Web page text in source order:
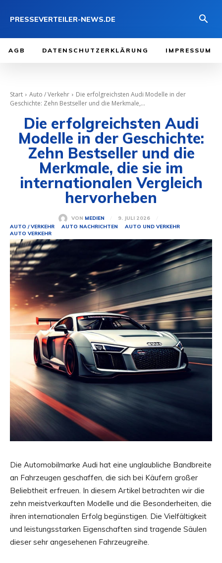
PRESSEVERTEILER-NEWS.DE
AGB DATENSCHUTZERKLÄRUNG IMPRESSUM
Start Auto / Verkehr
Die erfolgreichsten Audi Modelle in der
Geschichte: Zehn Bestseller und die Merkmale,...
Die erfolgreichsten Audi
Modelle in der Geschichte:
Zehn Bestseller und die
Merkmale, die sie im
internationalen Vergleich
hervorheben
VON MEDIEN
9. JULI 2026
AUTO / VERKEHR
AUTO NACHRICHTEN
AUTO UND VERKEHR
AUTO VERKEHR
Die Automobilmarke Audi hat eine unglaubliche Bandbreite
an Fahrzeugen geschaffen, die sich bei Käufern großer
Beliebtheit erfreuen. In diesem Artikel betrachten wir die
zehn meistverkauften Modelle und die Besonderheiten, die
ihren internationalen Erfolg begünstigen. Die Vielfältigkeit
und leistungsstarken Eigenschaften sind tragende Säulen
dieser sehr angesehenen Fahrzeugreihe.